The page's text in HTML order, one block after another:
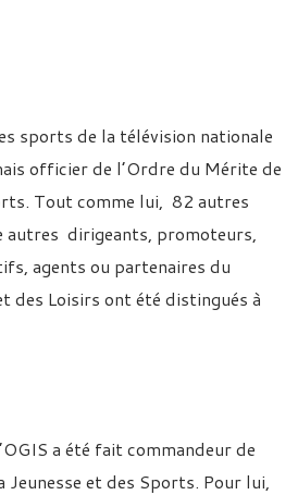
sports de la télévision nationale
officier de l’Ordre du Mérite de
Tout comme lui, 82 autres
autres dirigeants, promoteurs,
agents ou partenaires du
des Loisirs ont été distingués à
a été fait commandeur de
Jeunesse et des Sports. Pour lui,